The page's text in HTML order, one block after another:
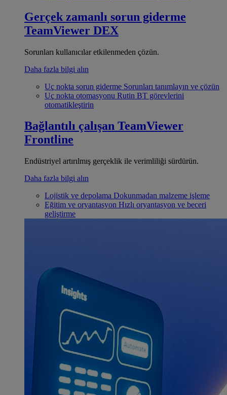
Gerçek zamanlı sorun giderme
TeamViewer DEX
Sorunları kullanıcılar etkilenmeden çözün.
Daha fazla bilgi alın
Uç nokta sorun giderme Sorunları tanımlayın ve çözün
Uç nokta otomasyonu Rutin BT görevlerini
otomatikleştirin
Bağlantılı çalışan TeamViewer
Frontline
Endüstriyel artırılmış gerçeklik ile verimliliği sürdürün.
Daha fazla bilgi alın
Lojistik ve depolama Dokunmadan malzeme işleme
Eğitim ve oryantasyon Hızlı oryantasyon ve beceri
geliştirme